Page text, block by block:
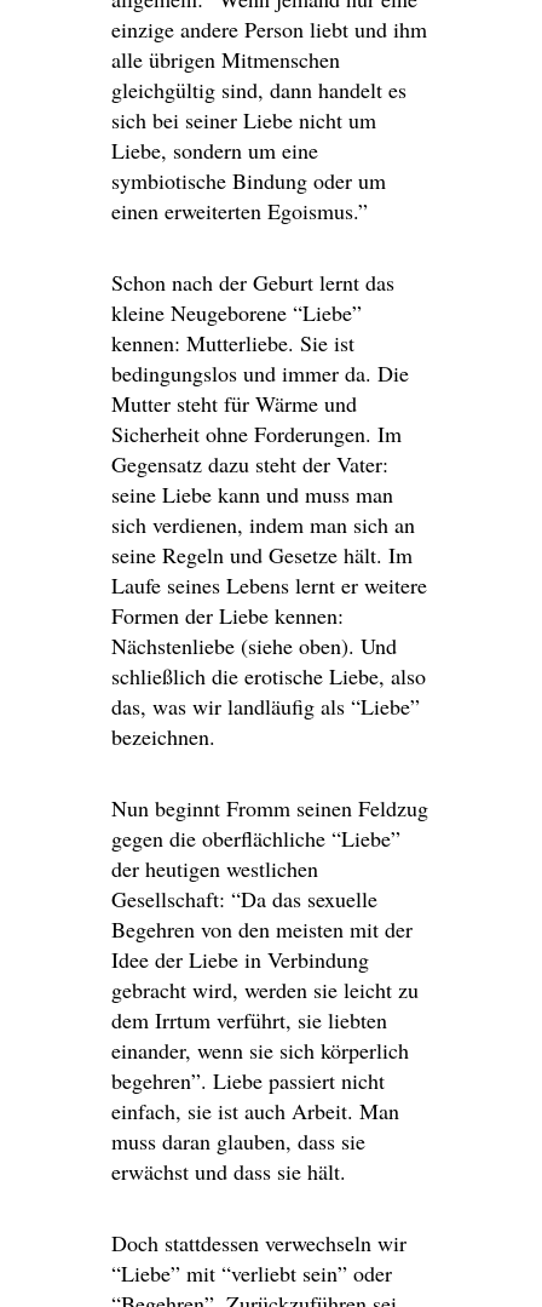
einzige andere Person liebt und ihm
alle übrigen Mitmenschen
gleichgültig sind, dann handelt es
sich bei seiner Liebe nicht um
Liebe, sondern um eine
symbiotische Bindung oder um
einen erweiterten Egoismus.”
Schon nach der Geburt lernt das
kleine Neugeborene “Liebe”
kennen: Mutterliebe. Sie ist
bedingungslos und immer da. Die
Mutter steht für Wärme und
Sicherheit ohne Forderungen. Im
Gegensatz dazu steht der Vater:
seine Liebe kann und muss man
sich verdienen, indem man sich an
seine Regeln und Gesetze hält. Im
Laufe seines Lebens lernt er weitere
Formen der Liebe kennen:
Nächstenliebe (siehe oben). Und
schließlich die erotische Liebe, also
das, was wir landläufig als “Liebe”
bezeichnen.
Nun beginnt Fromm seinen Feldzug
gegen die oberflächliche “Liebe”
der heutigen westlichen
Gesellschaft: “Da das sexuelle
Begehren von den meisten mit der
Idee der Liebe in Verbindung
gebracht wird, werden sie leicht zu
dem Irrtum verführt, sie liebten
einander, wenn sie sich körperlich
begehren”. Liebe passiert nicht
einfach, sie ist auch Arbeit. Man
muss daran glauben, dass sie
erwächst und dass sie hält.
Doch stattdessen verwechseln wir
“Liebe” mit “verliebt sein” oder